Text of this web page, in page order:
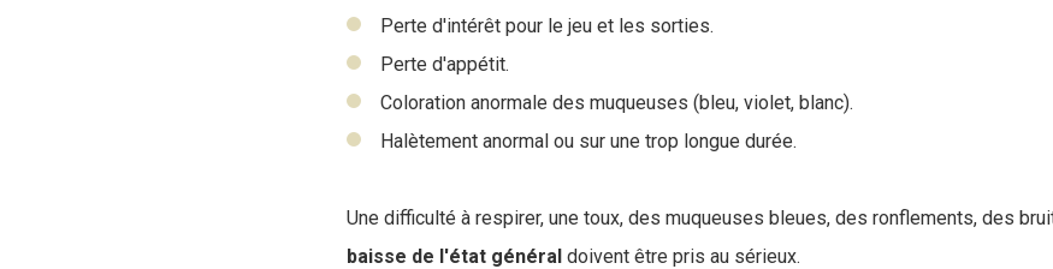
Perte d'intérêt pour le jeu et les sorties.
Perte d'appétit.
Coloration anormale des muqueuses (bleu, violet, blanc).
Halètement anormal ou sur une trop longue durée.
Une difficulté à respirer, une toux, des muqueuses bleues, des ronflements, des
baisse de l'état général doivent être pris au sérieux.